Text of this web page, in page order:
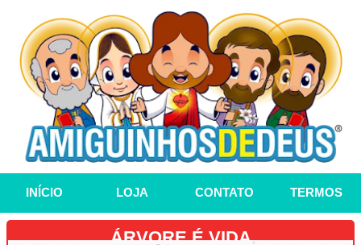
INÍCIO LOJA CONTATO TERMOS
ÁRVORE É VIDA